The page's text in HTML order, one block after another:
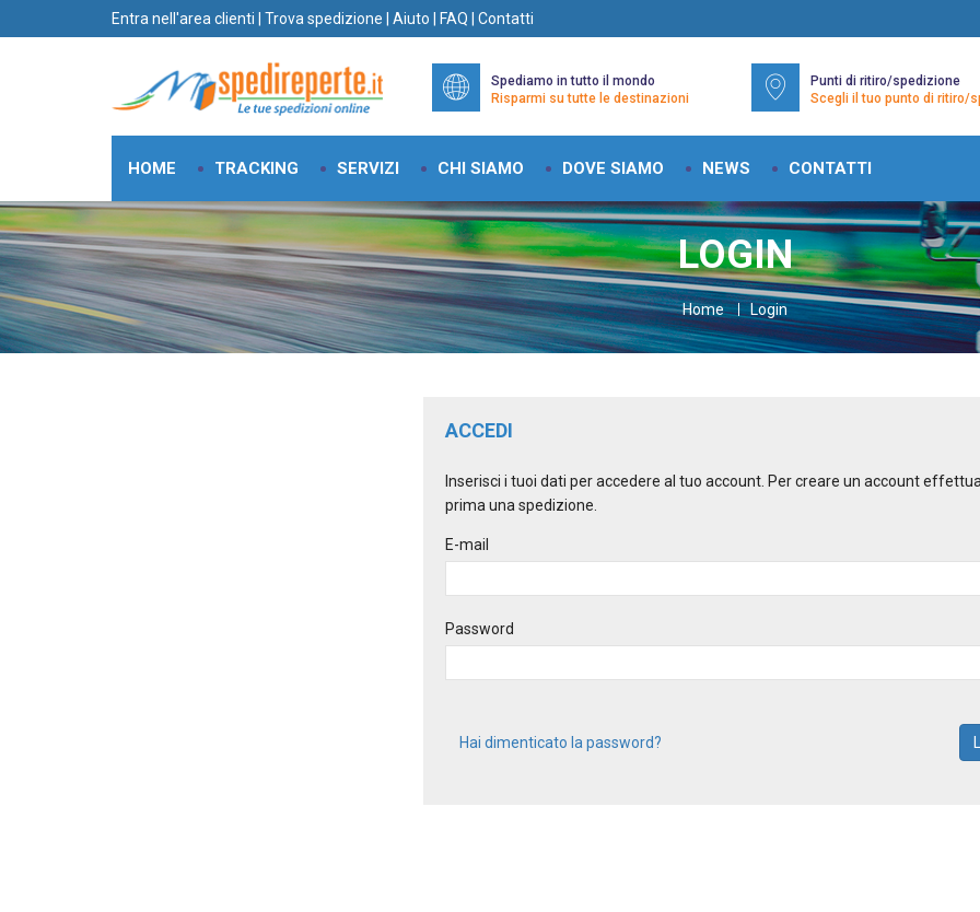
Entra nell'area clienti Trova spedizione Aiuto FAQ Contatti
Spediamo in tutto il mondo
Risparmi su tutte le destinazioni
Punti di ritiro/spedizione
Scegli il tuo punto di ritiro/
HOME TRACKING SERVIZI CHI SIAMO DOVE SIAMO NEWS CONTATTI
LOGIN
Home Login
ACCEDI
Inserisci i tuoi dati per accedere al tuo account. Per creare un account
prima una spedizione.
E-mail
Password
Hai dimenticato la password?